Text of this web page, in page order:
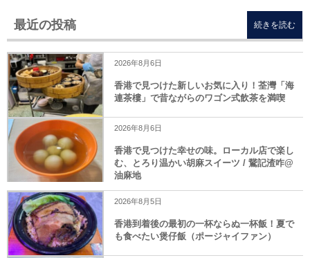
最近の投稿
2026年8月6日
香港で見つけた新しいお気に入り！荃灣「海
連茶樓」で昔ながらのワゴン式飲茶を満喫
2026年8月6日
香港で見つけた幸せの味。ローカル店で楽し
む、とろり温かい胡麻スイーツ / 鵞記渣咋@
油麻地
2026年8月5日
香港到着後の最初の一杯ならぬ一杯飯！夏で
も食べたい煲仔飯（ポージャイファン）
続きを読む